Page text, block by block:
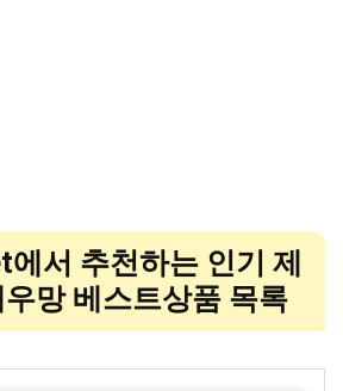
서 추천하는 인기 제
망 베스트상품 목록